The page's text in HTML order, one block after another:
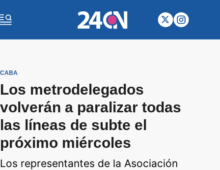
CABA
Los metrodelegados
volverán a paralizar todas
las líneas de subte el
próximo miércoles
Los representantes de la Asociación